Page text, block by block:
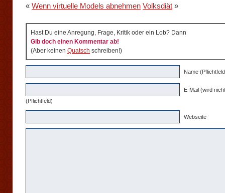
« Wenn virtuelle Models abnehmen Volksdiät »
Hast Du eine Anregung, Frage, Kritik oder ein Lob? Dann
Gib doch einen Kommentar ab!
(Aber keinen Quatsch schreiben!)
Name
E-Mail (wird
(Pflichtfeld)
Webseite